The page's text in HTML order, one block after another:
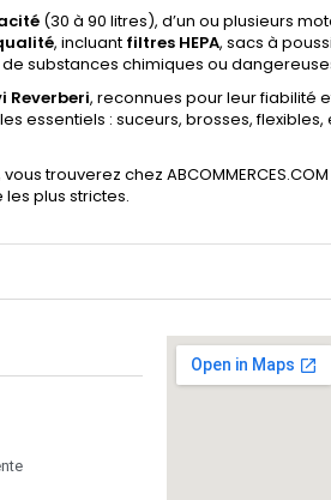
(30 à 90 litres), d’un ou plusieurs
, incluant filtres HEPA, sacs à
substances chimiques ou
Reverberi, reconnues pour leur fiabilité
essentiels : suceurs, brosses, flexibles,
trouverez chez
plus strictes.